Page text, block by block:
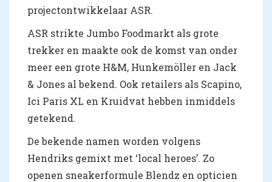
projectontwikkelaar ASR.
ASR strikte Jumbo Foodmarkt als grote
trekker en maakte ook de komst van onder
meer een grote H&M, Hunkemöller en Jack
& Jones al bekend. Ook retailers als Scapino,
Ici Paris XL en Kruidvat hebben inmiddels
getekend.
De bekende namen worden volgens
Hendriks gemixt met ‘local heroes’. Zo
openen sneakerformule Blendz en opticien